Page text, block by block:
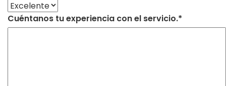
Cuéntanos tu experiencia con el servicio.*